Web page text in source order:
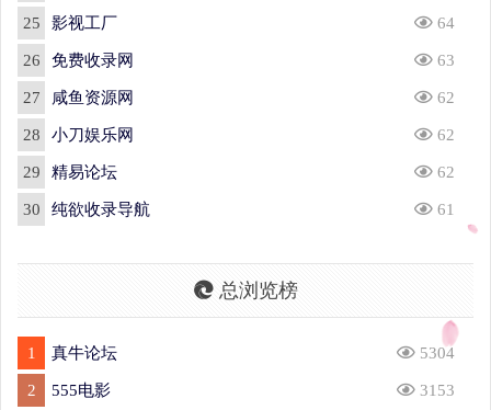
25 影视工厂 64
26 免费收录网 63
27 咸鱼资源网 62
28 小刀娱乐网 62
29 精易论坛 62
30 纯欲收录导航 61
总浏览榜
1 真牛论坛 5304
2 555电影 3153